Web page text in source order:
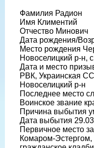
Фамилия Радион
Имя Климентий
Отчество Минович
Дата рождения/
Место рождения
Новоселицкий р-н,
Дата и место
РВК, Украинская
Новоселицкий р-н
Последнее место
Воинское звание
Причина выбытия
Дата выбытия
Первичное место
Комаром-Эстергом,